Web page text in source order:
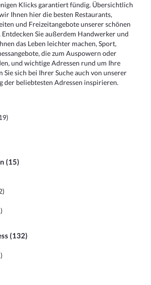
Klicks garantiert fündig. Übersichtlich
Ihnen hier die besten Restaurants,
und Freizeitangebote unserer schönen
Entdecken Sie außerdem Handwerker und
das Leben leichter machen, Sport,
die zum Auspowern oder
und wichtige Adressen rund um Ihre
Sie sich bei Ihrer Suche auch von unserer
der beliebtesten Adressen inspirieren.
(15)
(132)